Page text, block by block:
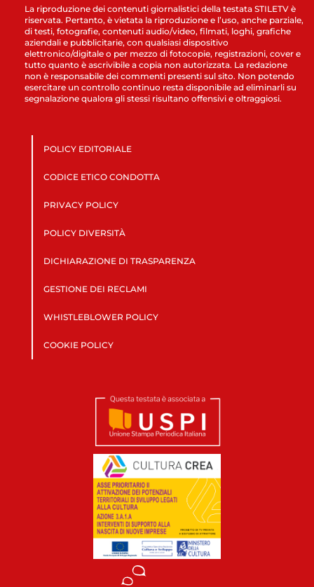
La riproduzione dei contenuti giornalistici della testata STILETV è
riservata. Pertanto, è vietata la riproduzione e l’uso, anche parziale,
di testi, fotografie, contenuti audio/video, filmati, loghi, grafiche
aziendali e pubblicitarie, con qualsiasi dispositivo
elettronico/digitale o per mezzo di fotocopie, registrazioni, cover e
tutto quanto è ascrivibile a copia non autorizzata. La redazione
non è responsabile dei commenti presenti sul sito. Non potendo
esercitare un controllo continuo resta disponibile ad eliminarli su
segnalazione qualora gli stessi risultano offensivi e oltraggiosi.
POLICY EDITORIALE
CODICE ETICO CONDOTTA
PRIVACY POLICY
POLICY DIVERSITÀ
DICHIARAZIONE DI TRASPARENZA
GESTIONE DEI RECLAMI
WHISTLEBLOWER POLICY
COOKIE POLICY